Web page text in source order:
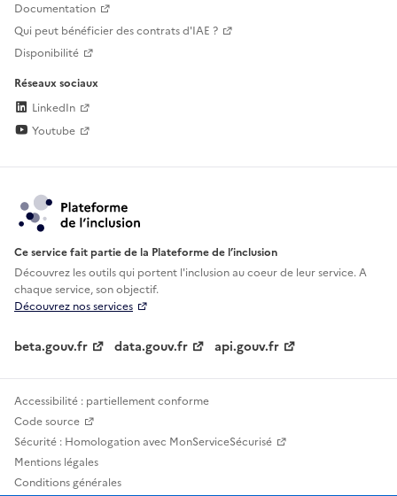
Documentation
Qui peut bénéficier des contrats d'IAE ?
Disponibilité
Réseaux sociaux
LinkedIn
Youtube
Ce service fait partie de la Plateforme de l’inclusion
Découvrez les outils qui portent l'inclusion aucoeur de leur service. A
chaque service, son objectif.
Découvrez nos services
beta.gouv.fr data.gouv.fr api.gouv.fr
Accessibilité : partiellement conforme
Code source
Sécurité : Homologation avec MonServiceSécurisé
Mentions légales
Conditions générales